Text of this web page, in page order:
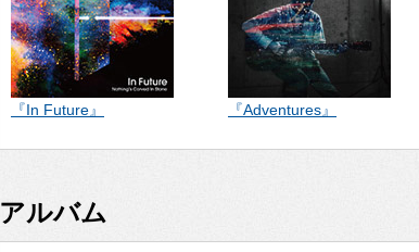
『In Future』 『Adventures』
アルバム